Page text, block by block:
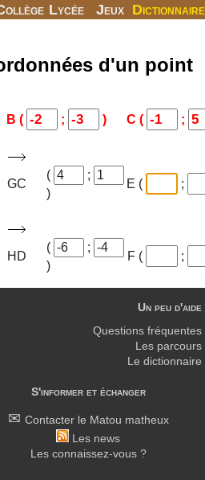
Lycée Jeux Dictionnaire
d'un point
B ( ; ) C ( ;
GC
(
;
)
E ( ;
HD
(
;
)
F ( ;
S'informer et échanger
Contacter le Matou matheux
Les news
Les connaissez-vous ?
Un peu d'aide
Questions fréquentes
Les parcours
Le dictionnaire